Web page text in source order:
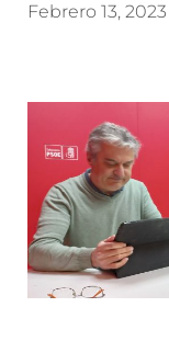
Febrero 13, 2023